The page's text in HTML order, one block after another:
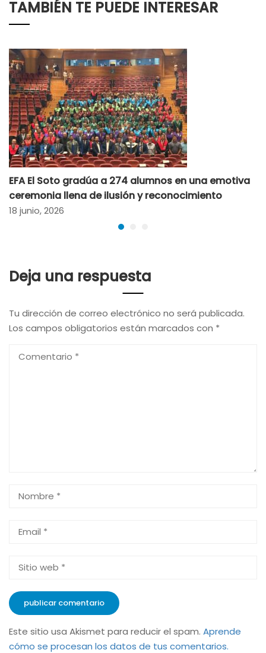
TAMBIÉN TE PUEDE INTERESAR
EFA El Soto gradúa a 274 alumnos en una emotiva
ceremonia llena de ilusión y reconocimiento
18 junio, 2026
Deja una respuesta
Tu dirección de correo electrónico no será publicada.
Los campos obligatorios están marcados con *
Este sitio usa Akismet para reducir el spam. Aprende
cómo se procesan los datos de tus comentarios.